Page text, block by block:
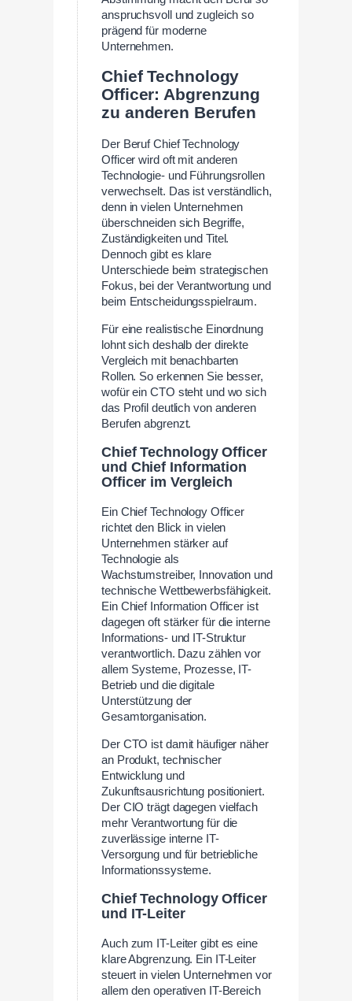
anspruchsvoll und zugleich so
prägend für moderne
Unternehmen.
Chief Technology
Officer: Abgrenzung
zu anderen Berufen
Der Beruf Chief Technology
Officer wird oft mit anderen
Technologie- und Führungsrollen
verwechselt. Das ist verständlich,
denn in vielen Unternehmen
überschneiden sich Begriffe,
Zuständigkeiten und Titel.
Dennoch gibt es klare
Unterschiede beim strategischen
Fokus, bei der Verantwortung und
beim Entscheidungsspielraum.
Für eine realistische Einordnung
lohnt sich deshalb der direkte
Vergleich mit benachbarten
Rollen. So erkennen Sie besser,
wofür ein CTO steht und wo sich
das Profil deutlich von anderen
Berufen abgrenzt.
Chief Technology Officer
und Chief Information
Officer im Vergleich
Ein Chief Technology Officer
richtet den Blick in vielen
Unternehmen stärker auf
Technologie als
Wachstumstreiber, Innovation und
technische Wettbewerbsfähigkeit.
Ein Chief Information Officer ist
dagegen oft stärker für die interne
Informations- und IT-Struktur
verantwortlich. Dazu zählen vor
allem Systeme, Prozesse, IT-
Betrieb und die digitale
Unterstützung der
Gesamtorganisation.
Der CTO ist damit häufiger näher
an Produkt, technischer
Entwicklung und
Zukunftsausrichtung positioniert.
Der CIO trägt dagegen vielfach
mehr Verantwortung für die
zuverlässige interne IT-
Versorgung und für betriebliche
Informationssysteme.
Chief Technology Officer
und IT-Leiter
Auch zum IT-Leiter gibt es eine
klare Abgrenzung. Ein IT-Leiter
steuert in vielen Unternehmen vor
allem den operativen IT-Bereich